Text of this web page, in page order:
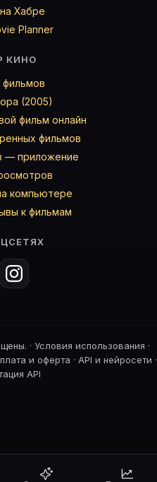
Хабре
Planner
КИНО
фильмов
(2005)
фильм онлайн
фильмов
— приложение
компьютере
к фильмам
· Условия использования ·
и оферта · API и нейросети ·
API